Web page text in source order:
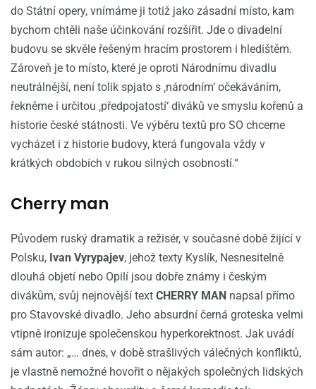
do Státní opery, vnímáme ji totiž jako zásadní místo, kam
bychom chtěli naše účinkování rozšířit. Jde o divadelní
budovu se skvěle řešeným hracím prostorem i hledištěm.
Zároveň je to místo, které je oproti Národnímu divadlu
neutrálnější, není tolik spjato s ‚národním‘ očekáváním,
řekněme i určitou ‚předpojatostí‘ diváků ve smyslu kořenů a
historie české státnosti. Ve výběru textů pro SO chceme
vycházet i z historie budovy, která fungovala vždy v
krátkých obdobích v rukou silných osobností.“
Cherry man
Původem ruský dramatik a režisér, v současné době žijící v
Polsku, Ivan Vyrypajev, jehož texty Kyslík, Nesnesitelně
dlouhá objetí nebo Opilí jsou dobře známy i českým
divákům, svůj nejnovější text CHERRY MAN napsal přímo
pro Stavovské divadlo. Jeho absurdní černá groteska velmi
vtipně ironizuje společenskou hyperkorektnost. Jak uvádí
sám autor: „… dnes, v době strašlivých válečných konfliktů,
je vlastně nemožné hovořit o nějakých společných lidských